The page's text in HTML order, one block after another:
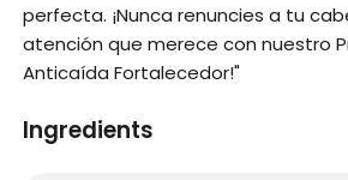
perfecta. ¡Nunca renuncies a tu
atención que merece con nuestro
Anticaída Fortalecedor!"
Ingredients